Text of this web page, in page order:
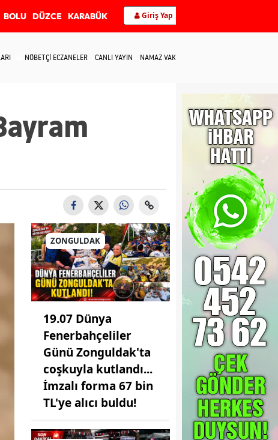
BOLU DÜZCE KARABÜK Giriş Yap
NÖBETÇİ ECZANELER CANLI YAYIN NAMAZ VAKİTLERİ
ZONGULDAK
19.07 Dünya
Fenerbahçeliler
Günü Zonguldak'ta
coşkuyla kutlandı...
İmzalı forma 67 bin
TL'ye alıcı buldu!